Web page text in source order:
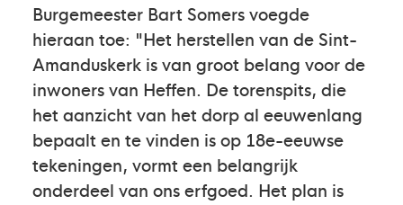
Burgemeester Bart Somers voegde
hieraan toe: "Het herstellen van de Sint-
Amanduskerk is van groot belang voor de
inwoners van Heffen. De torenspits, die
het aanzicht van het dorp al eeuwenlang
bepaalt en te vinden is op 18e-eeuwse
tekeningen, vormt een belangrijk
onderdeel van ons erfgoed. Het plan is